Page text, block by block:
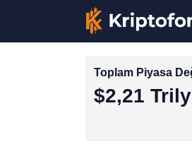
Toplam Piyasa
$2,21